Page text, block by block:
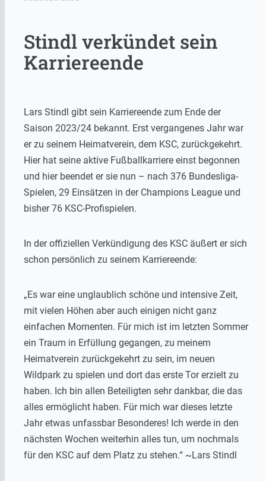
Stindl verkündet sein
Karriereende
Lars Stindl gibt sein Karriereende zum Ende der
Saison 2023/24 bekannt. Erst vergangenes Jahr war
er zu seinem Heimatverein, dem KSC, zurückgekehrt.
Hier hat seine aktive Fußballkarriere einst begonnen
und hier beendet er sie nun – nach 376 Bundesliga-
Spielen, 29 Einsätzen in der Champions League und
bisher 76 KSC-Profispielen.
In der offiziellen Verkündigung des KSC äußert er sich
schon persönlich zu seinem Karriereende:
„Es war eine unglaublich schöne und intensive Zeit,
mit vielen Höhen aber auch einigen nicht ganz
einfachen Momenten. Für mich ist im letzten Sommer
ein Traum in Erfüllung gegangen, zu meinem
Heimatverein zurückgekehrt zu sein, im neuen
Wildpark zu spielen und dort das erste Tor erzielt zu
haben. Ich bin allen Beteiligten sehr dankbar, die das
alles ermöglicht haben. Für mich war dieses letzte
Jahr etwas unfassbar Besonderes! Ich werde in den
nächsten Wochen weiterhin alles tun, um nochmals
für den KSC auf dem Platz zu stehen.“ ~Lars Stindl